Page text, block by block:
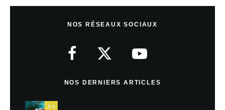
NOS RÉSEAUX SOCIAUX
NOS DERNIERS ARTICLES
9.5